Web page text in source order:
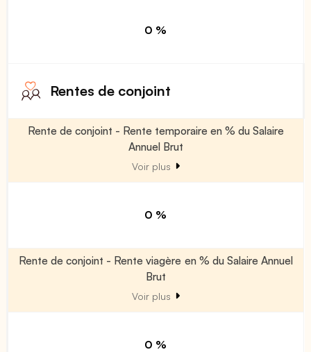
0 %
Rentes de conjoint
Rente de conjoint - Rente temporaire en % du Salaire
Annuel Brut
Voir plus
0 %
Rente de conjoint - Rente viagère en % du Salaire Annuel
Brut
Voir plus
0 %